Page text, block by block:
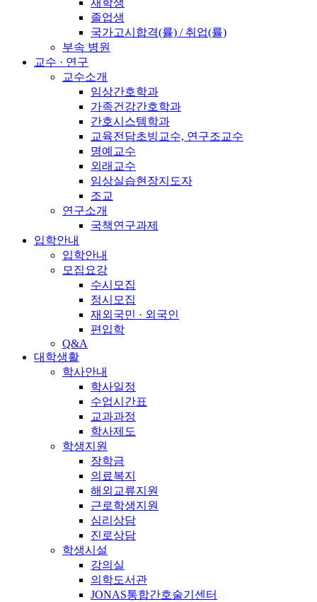
졸업생
국가고시합격(률) / 취업(률)
부속 병원
교수 · 연구
교수소개
임상간호학과
가족건강간호학과
간호시스템학과
교육전담초빙교수, 연구조교수
명예교수
외래교수
임상실습현장지도자
조교
연구소개
국책연구과제
입학안내
입학안내
모집요강
수시모집
정시모집
재외국민 · 외국인
편입학
Q&A
대학생활
학사안내
학사일정
수업시간표
교과과정
학사제도
학생지원
장학금
의료복지
해외교류지원
근로학생지원
심리상담
진로상담
학생시설
강의실
의학도서관
JONAS통합간호술기센터